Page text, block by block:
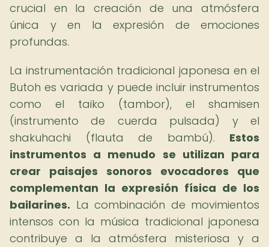
crucial en la creación de una atmósfera
única y en la expresión de emociones
profundas.
La instrumentación tradicional japonesa en el
Butoh es variada y puede incluir instrumentos
como el taiko (tambor), el shamisen
(instrumento de cuerda pulsada) y el
shakuhachi (flauta de bambú). Estos
instrumentos a menudo se utilizan para
crear paisajes sonoros evocadores que
complementan la expresión física de los
bailarines. La combinación de movimientos
intensos con la música tradicional japonesa
contribuye a la atmósfera misteriosa y a